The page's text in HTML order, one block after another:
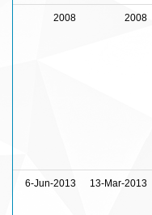
2008 2008
6-Jun-2013 13-Mar-2013